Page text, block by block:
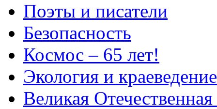
Поэты и писатели
Безопасность
Космос – 65 лет!
Экология и краеведение
Великая